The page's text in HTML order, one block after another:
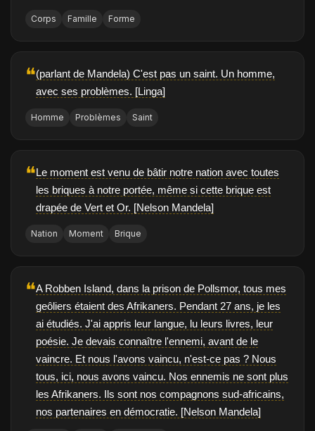
Corps Famille Forme
❝(parlant de Mandela) C'est pas un saint. Un homme,
avec ses problèmes. [Linga]
Homme Problèmes Saint
❝Le moment est venu de bâtir notre nation avec toutes
les briques à notre portée, même si cette brique est
drapée de Vert et Or. [Nelson Mandela]
Nation Moment Brique
❝A Robben Island, dans la prison de Pollsmor, tous mes
geôliers étaient des Afrikaners. Pendant 27 ans, je les
ai étudiés. J'ai appris leur langue, lu leurs livres, leur
poésie. Je devais connaître l'ennemi, avant de le
vaincre. Et nous l'avons vaincu, n'est-ce pas ? Nous
tous, ici, nous avons vaincu. Nos ennemis ne sont plus
les Afrikaners. Ils sont nos compagnons sud-africains,
nos partenaires en démocratie. [Nelson Mandela]